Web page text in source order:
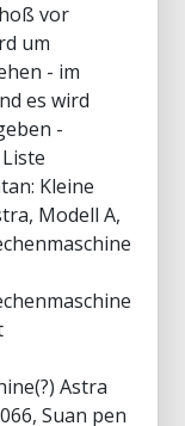
vor
um
- im
es wird
-
Kleine
Modell A,
Astra
Suan pen